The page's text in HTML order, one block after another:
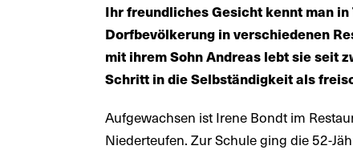
Ihr freundliches Gesicht kennt man
Dorfbevölkerung in verschiedenen
mit ihrem Sohn Andreas lebt sie seit
Schritt in die Selbständigkeit als
Aufgewachsen ist Irene Bondt im
Niederteufen. Zur Schule ging die 52-